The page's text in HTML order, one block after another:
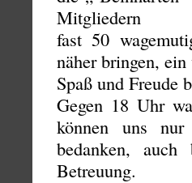
Mitgliedern
fast 50
näher bringen,
Spaß und Freude
Gegen 18 Uhr
können uns
bedanken,
Betreuung.